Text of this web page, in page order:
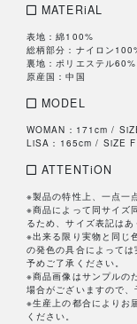
MATERiAL
表地：綿100%
総柄部分：ナイロン
裏地：ポリエステル
原産国：中国
MODEL
WOMAN：171cm /
LiSA：165cm / SiZE F
ATTENTiON
※製品の特性上、一点一
※商品によって同サイズ
るため、サイズ表記はあ
※出来る限り実物と同じ
の発色の具合によっては
予めご了承ください。
※商品画像はサンプルの
場合がございますので、
※生産上の都合によりお
ください。